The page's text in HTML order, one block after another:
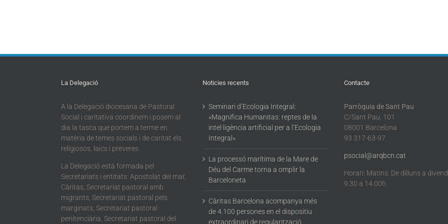
La Delegació
A la Delegació diocesana de Pastoral
Social i caritativa coordinem i posem al
dia la tasca que portem a terme en
matèria de temes socials i de caritat els
religiosos, laics i preveres.
La Delegació està formada pel
Secretariats i entitats: Apostolat del mar,
Càritas, Secretariat pastoral amb
migrants, Secretariat pastoral pels
marginats, Secretariat pastoral
penitenciària, Secretariat pastoral del
Noticies recents
Seminari d’Ecologia Integral:
«Magnifica Humanitas: reptes de la
intel·ligència artificial per a l’Ecologia
Integral»
La processó marítima de la Mare de
Déu del Carme torna a omplir la
Barceloneta
Càritas Barcelona acompanya més
de 4.100 persones en el dispositiu
extraordinari de regularització
Contacte
Parròquia de Sant Pau
C/Sant Pau, 101
08001 Barcelona
93 317-63-97
psocial@arqbcn.cat
Horari: Matins: De dilluns a
9.30 a 14.00h.